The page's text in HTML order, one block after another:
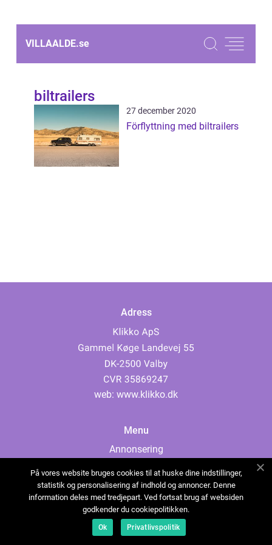
VILLAALDE.se
biltrailers
27 december 2020
Förflyttning med biltrailers
Adress
web: www.klikko.dk
Menu
Annonsering
Cookies
Kontakta oss
Sitemap
På vores website bruges cookies til at huske dine indstillinger,
statistik og personalisering af indhold og annoncer. Denne
information deles med tredjepart. Ved fortsat brug af websiden
godkender du cookiepolitikken.
Ok Privatlivspolitik